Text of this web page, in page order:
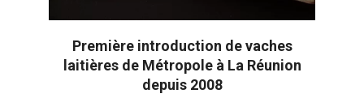
Première introduction de vaches
laitières de Métropole à La Réunion
depuis 2008